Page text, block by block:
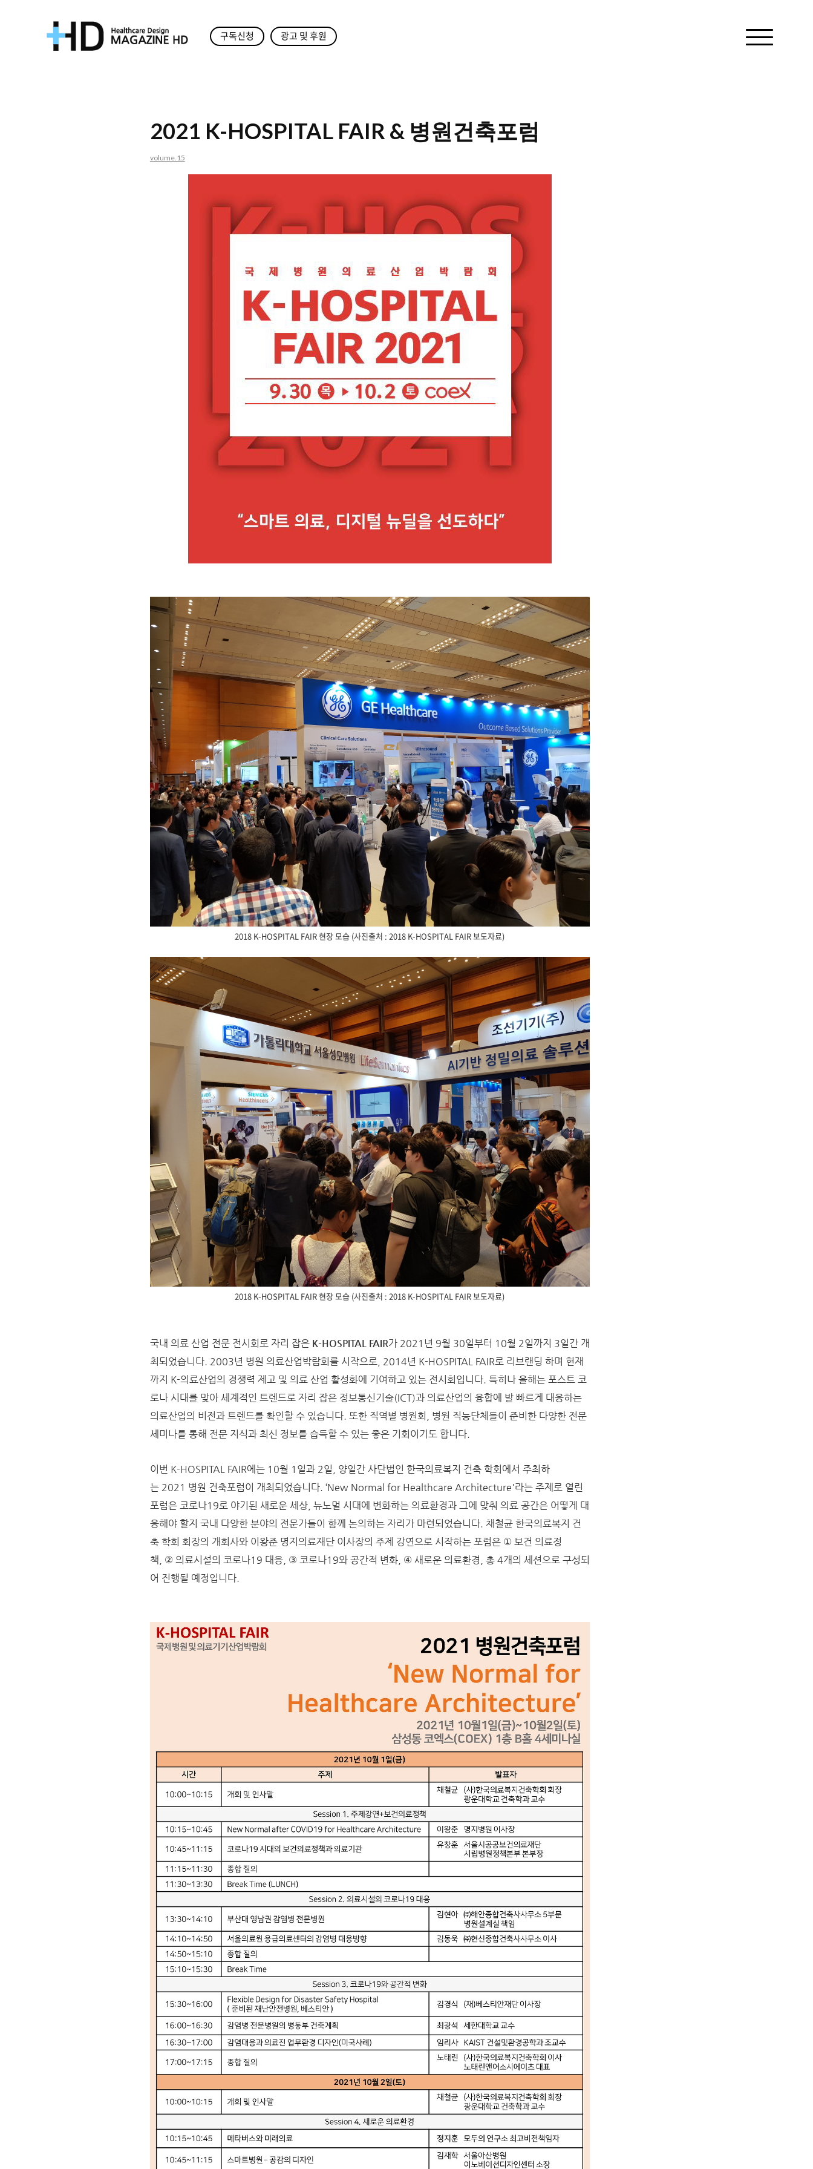
구독신청 광고 및 후원
2021 K-HOSPITAL FAIR & 병원건축포럼
volume.15
2018 K-HOSPITAL FAIR 현장 모습 (사진출처 : 2018 K-HOSPITAL FAIR 보도자료)
2018 K-HOSPITAL FAIR 현장 모습 (사진출처 : 2018 K-HOSPITAL FAIR 보도자료)
국내 의료 산업 전문 전시회로 자리 잡은K-HOSPITAL FAIR가 2021년 9월 30일부터 10월 2일까지 3일간 개
최되었습니다. 2003년 병원 의료산업박람회를 시작으로, 2014년 K-HOSPITAL FAIR로 리브랜딩 하며 현재
까지 K-의료산업의 경쟁력 제고 및 의료 산업 활성화에 기여하고 있는 전시회입니다. 특히나 올해는 포스트 코
로나 시대를 맞아 세계적인 트렌드로 자리 잡은 정보통신기술(ICT)과 의료산업의 융합에 발 빠르게 대응하는
의료산업의 비전과 트렌드를 확인할 수 있습니다. 또한 직역별 병원회, 병원 직능단체들이 준비한 다양한 전문
세미나를 통해 전문 지식과 최신 정보를 습득할 수 있는 좋은 기회이기도 합니다.
이번 K-HOSPITAL FAIR에는 10월 1일과 2일, 양일간 사단법인 한국의료복지 건축 학회에서 주최하
는 2021 병원 건축포럼이 개최되었습니다. ‘New Normal for Healthcare Architecture'라는 주제로 열린
포럼은 코로나19로 야기된 새로운 세상, 뉴노멀 시대에 변화하는 의료환경과 그에 맞춰 의료 공간은 어떻게 대
응해야 할지 국내 다양한 분야의 전문가들이 함께 논의하는 자리가 마련되었습니다. 채철균 한국의료복지 건
축 학회 회장의 개회사와 이왕준 명지의료재단 이사장의 주제 강연으로 시작하는 포럼은 ① 보건 의료정
책, ② 의료시설의 코로나19 대응, ③ 코로나19와 공간적 변화, ④ 새로운 의료환경, 총 4개의 세션으로 구성되
어 진행될 예정입니다.